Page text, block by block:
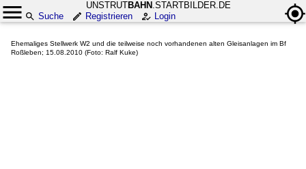
UNSTRUTBAHN .STARTBILDER.DE
Suche
Registrieren Login
Ehemaliges Stellwerk W2 und die teilweise noch vorhandenen alten Gleisanlagen im Bf
Roßleben; 15.08.2010 (Foto: Ralf Kuke)